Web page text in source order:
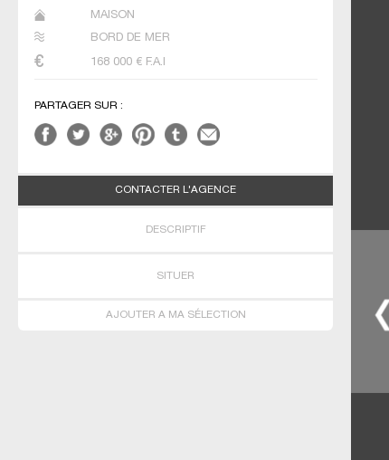
MAISON
BORD DE MER
168 000 € F.A.I
PARTAGER SUR :
CONTACTER L'AGENCE
DESCRIPTIF
SITUER
AJOUTER A MA SÉLECTION